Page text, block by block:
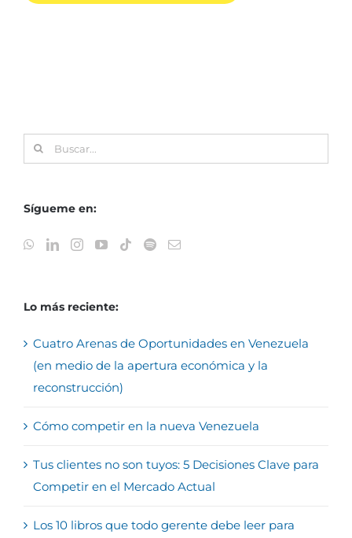
Buscar:
Sígueme en:
Lo más reciente:
Cuatro Arenas de Oportunidades en Venezuela
(en medio de la apertura económica y la
reconstrucción)
Cómo competir en la nueva Venezuela
Tus clientes no son tuyos: 5 Decisiones Clave para
Competir en el Mercado Actual
Los 10 libros que todo gerente debe leer para